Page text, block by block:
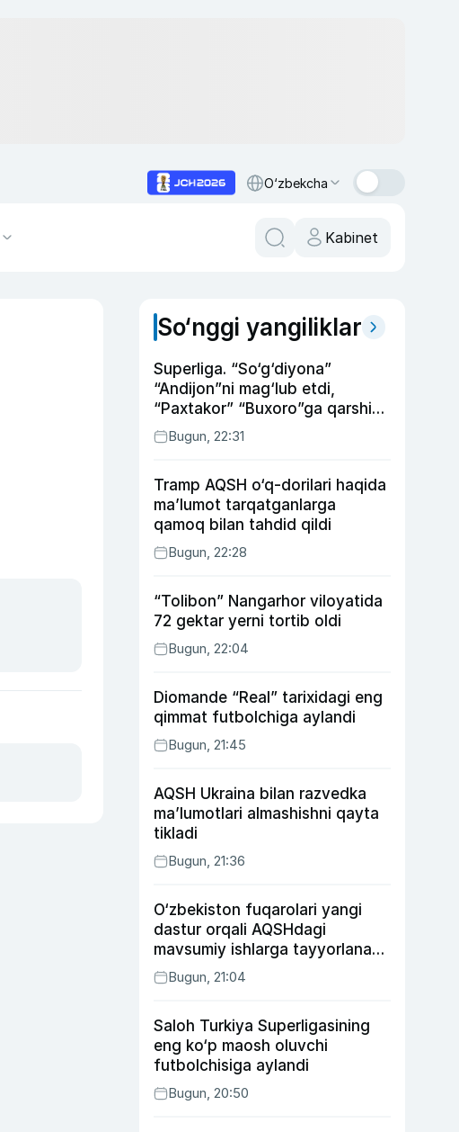
O‘zbekcha
Kabinet
So‘nggi yangiliklar
Superliga. “So‘g‘diyona”
“Andijon”ni mag‘lub etdi,
“Paxtakor” “Buxoro”ga qarshi
bahsda g‘alabani qo‘ldan
chiqardi
Bugun, 22:31
Tramp AQSH o‘q-dorilari haqida
ma’lumot tarqatganlarga
qamoq bilan tahdid qildi
Bugun, 22:28
“Tolibon” Nangarhor viloyatida
72 gektar yerni tortib oldi
Bugun, 22:04
Diomande “Real” tarixidagi eng
qimmat futbolchiga aylandi
Bugun, 21:45
AQSH Ukraina bilan razvedka
ma’lumotlari almashishni qayta
tikladi
Bugun, 21:36
O‘zbekiston fuqarolari yangi
dastur orqali AQSHdagi
mavsumiy ishlarga tayyorlanadi
va joylashtiriladi
Bugun, 21:04
Saloh Turkiya Superligasining
eng ko‘p maosh oluvchi
futbolchisiga aylandi
Bugun, 20:50